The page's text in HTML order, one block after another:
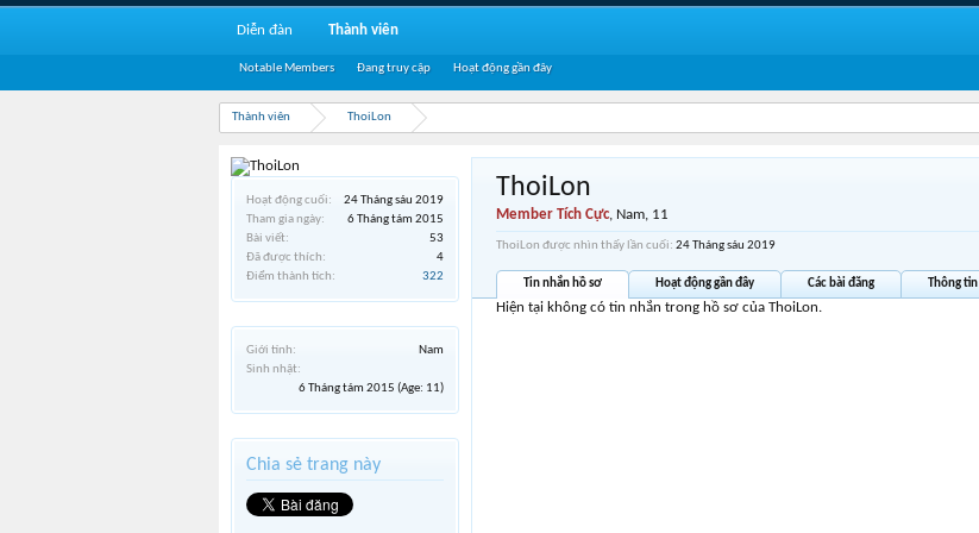
Thành viên ThoiLon
Hoạt động cuối:
24 Tháng sáu 2019
Tham gia ngày:
6 Tháng tám 2015
Bài viết:
53
Đã được thích:
4
Điểm thành tích:
322
Giới tính:
Nam
Sinh nhật:
6 Tháng tám 2015 (Age: 11)
Chia sẻ trang này
ThoiLon
Member Tích Cực, Nam, 11
ThoiLon được nhìn thấy lần cuối: 24 Tháng sáu 2019
Tin nhắn hồ sơ Hoạt động gần đây Các bài đăng Thông tin
Hiện tại không có tin nhắn trong hồ sơ của ThoiLon.
Diễn đàn Thành viên
Notable Members Đang truy cập Hoạt động gần đây